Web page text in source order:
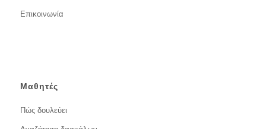
Επικοινωνία
Μαθητές
Πώς δουλεύει